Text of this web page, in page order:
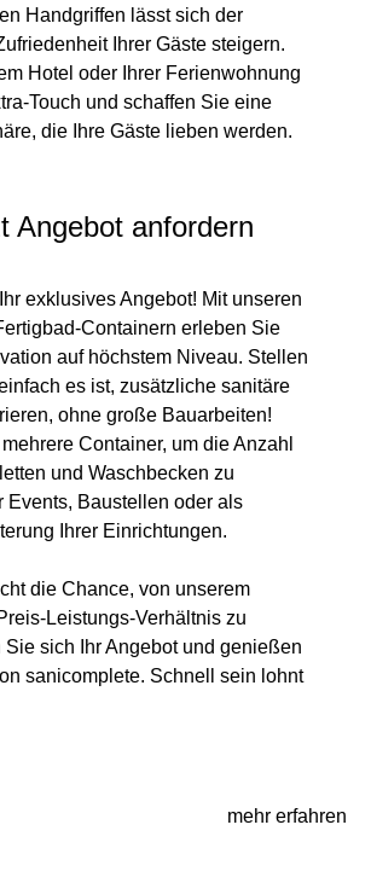
Handgriffen lässt sich der
Ihrer Gäste steigern.
Hotel oder Ihrer Ferienwohnung
Touch und schaffen Sie eine
die Ihre Gäste lieben werden.
Angebot anfordern
exklusives Angebot! Mit unseren
Containern erleben Sie
auf höchstem Niveau. Stellen
es ist, zusätzliche sanitäre
ohne große Bauarbeiten!
Container, um die Anzahl
und Waschbecken zu
Events, Baustellen oder als
Ihrer Einrichtungen.
die Chance, von unserem
Leistungs-Verhältnis zu
Sie sich Ihr Angebot und genießen
sanicomplete. Schnell sein lohnt
mehr erfahren